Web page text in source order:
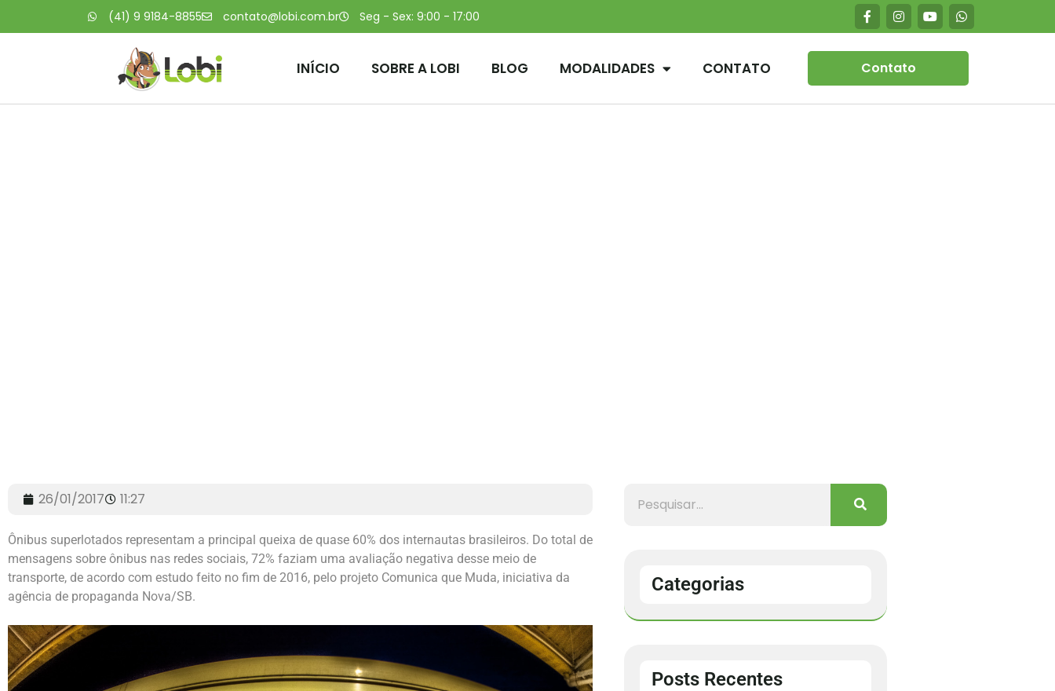
(41) 9 9184-8855 contato@lobi.com.br Seg - Sex: 9:00 - 17:00
INÍCIO SOBRE A LOBI BLOG MODALIDADES CONTATO Contato
26/01/2017 11:27
Ônibus superlotados representam a principal queixa de quase 60% dos internautas brasileiros. Do total de
mensagens sobre ônibus nas redes sociais, 72% faziam uma avaliação negativa desse meio de
transporte, de acordo com estudo feito no fim de 2016, pelo projeto Comunica que Muda, iniciativa da
agência de propaganda Nova/SB.
Categorias
Posts Recentes